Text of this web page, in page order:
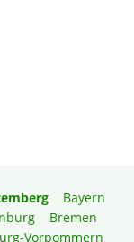
Bayern
Bremen
Vorpommern